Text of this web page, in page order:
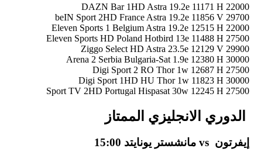
DAZN Bar 1HD Astra 19.2e 11171 H 22000
beIN Sport 2HD France Astra 19.2e 11856 V 29700
Eleven Sports 1 Belgium Astra 19.2e 12515 H 22000
Eleven Sports HD Poland Hotbird 13e 11488 H 27500
Ziggo Select HD Astra 23.5e 12129 V 29900
Arena 2 Serbia Bulgaria-Sat 1.9e 12380 H 30000
Digi Sport 2 RO Thor 1w 12687 H 27500
Digi Sport 1HD HU Thor 1w 11823 H 30000
Sport TV 2HD Portugal Hispasat 30w 12245 H 27500
الدوري الانجليزي الممتاز
إيفرتون vs مانشستر يونايتد 15:00